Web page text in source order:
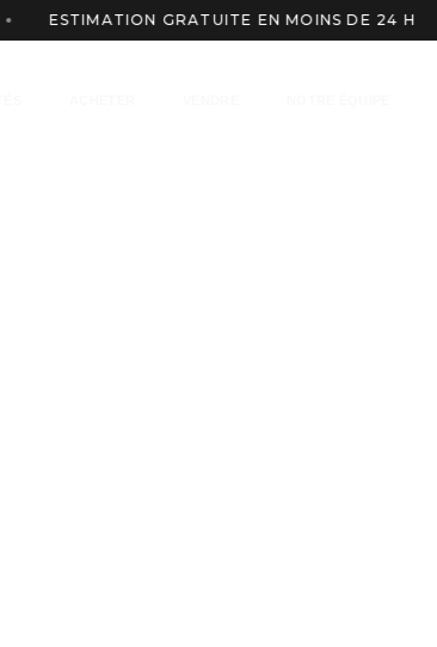
ESTIMATION GRATUITE EN MOINS DE 24 H